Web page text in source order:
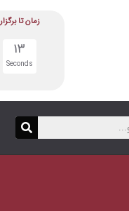
زمان تا
13
Seconds